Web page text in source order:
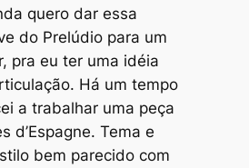
quero dar essa
do Prelúdiopara um
pra eu ter uma idéia
Há um tempo
a trabalhar uma peça
d’Espagne. Tema e
bem parecido com